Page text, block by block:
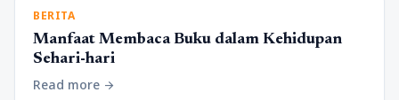
BERITA
Manfaat Membaca Buku dalam Kehidupan
Sehari-hari
Read more arrow_forward